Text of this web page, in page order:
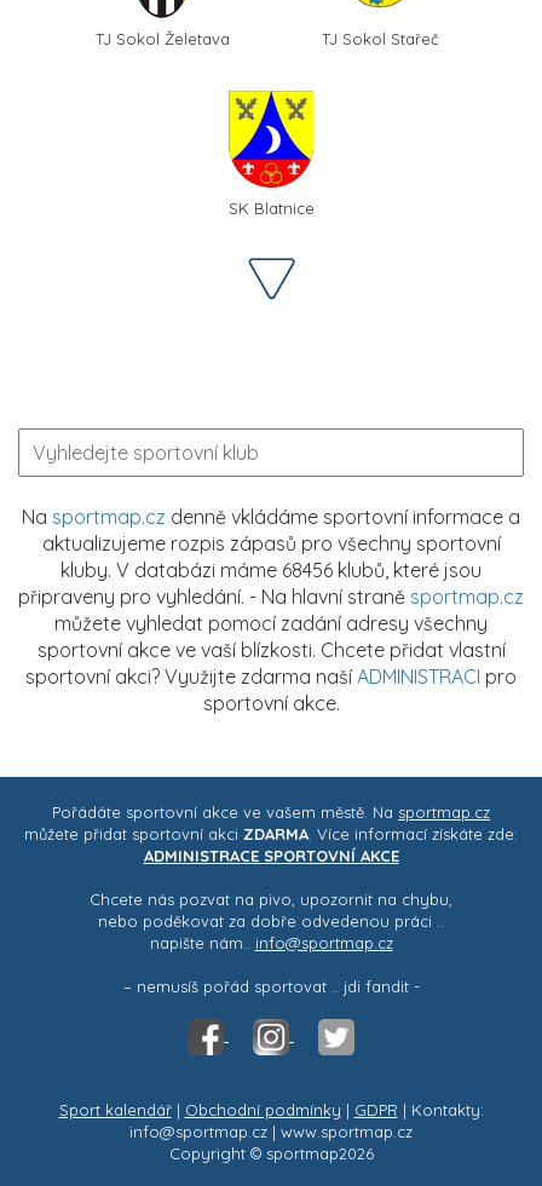
TJ Sokol Želetava TJ Sokol Stařeč
SK Blatnice
Na sportmap.cz denně vkládáme sportovní informace a
aktualizujeme rozpis zápasů pro všechny sportovní
kluby. V databázi máme 68456 klubů, které jsou
připraveny pro vyhledání. - Na hlavní straně sportmap.cz
můžete vyhledat pomocí zadání adresy všechny
sportovní akce ve vaší blízkosti. Chcete přidat vlastní
sportovní akci? Využijte zdarma naší ADMINISTRACI pro
sportovní akce.
Pořádáte sportovní akce ve vašem městě. Na sportmap.cz
můžete přidat sportovní akci ZDARMA . Více informací získáte zde:
ADMINISTRACE SPORTOVNÍ AKCE
Chcete nás pozvat na pivo, upozornit na chybu,
nebo poděkovat za dobře odvedenou práci ..
napište nám.. info@sportmap.cz
– nemusíš pořád sportovat .. jdi fandit -
Sport kalendář| Obchodní podmínky | GDPR | Kontakty:
info@sportmap.cz | www.sportmap.cz
Copyright © sportmap2026